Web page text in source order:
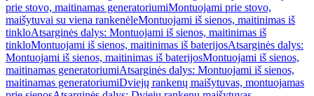
prie stovo, maitinamas generatoriumiMontuojami prie stovo,
maišytuvai su viena rankenėleMontuojami iš sienos, maitinimas iš
tinkloAtsarginės dalys: Montuojami iš sienos, maitinimas iš
tinkloMontuojami iš sienos, maitinimas iš baterijosAtsarginės dalys:
Montuojami iš sienos, maitinimas iš baterijosMontuojami iš sienos,
maitinamas generatoriumiAtsarginės dalys: Montuojami iš sienos,
maitinamas generatoriumiDviejų rankenų maišytuvas, montuojamas